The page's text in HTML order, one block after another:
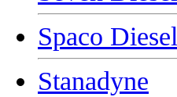
Spaco Diesel
Stanadyne